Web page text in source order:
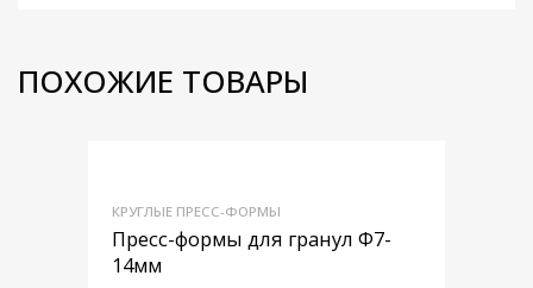
ПОХОЖИЕ ТОВАРЫ
КРУГЛЫЕ ПРЕСС-ФОРМЫ
Пресс-формы для гранул Φ7-
14мм